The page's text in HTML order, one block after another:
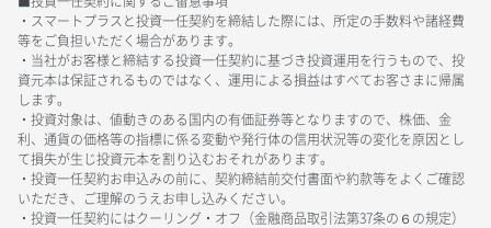
・スマートプラスと投資一任契約を締結した際には、所定の手数料や諸経費
等をご負担いただく場合があります。
・当社がお客様と締結する投資一任契約に基づき投資運用を行うもので、投
資元本は保証されるものではなく、運用による損益はすべてお客さまに帰属
します。
・投資対象は、値動きのある国内の有価証券等となりますので、株価、金
利、通貨の価格等の指標に係る変動や発行体の信用状況等の変化を原因とし
て損失が生じ投資元本を割り込むおそれがあります。
・投資一任契約お申込みの前に、契約締結前交付書面や約款等をよくご確認
いただき、ご理解のうえお申し込みください。
・投資一任契約にはクーリング・オフ（金融商品取引法第37条の６の規定）